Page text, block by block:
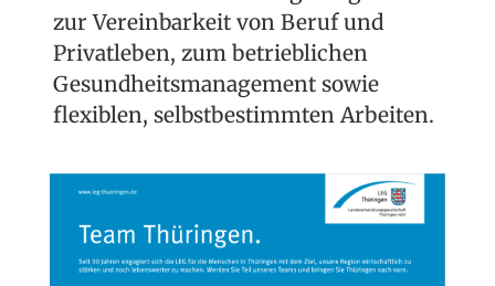
zur Vereinbarkeit von Beruf und
Privatleben, zum betrieblichen
Gesundheitsmanagement sowie
flexiblen, selbstbestimmten Arbeiten.